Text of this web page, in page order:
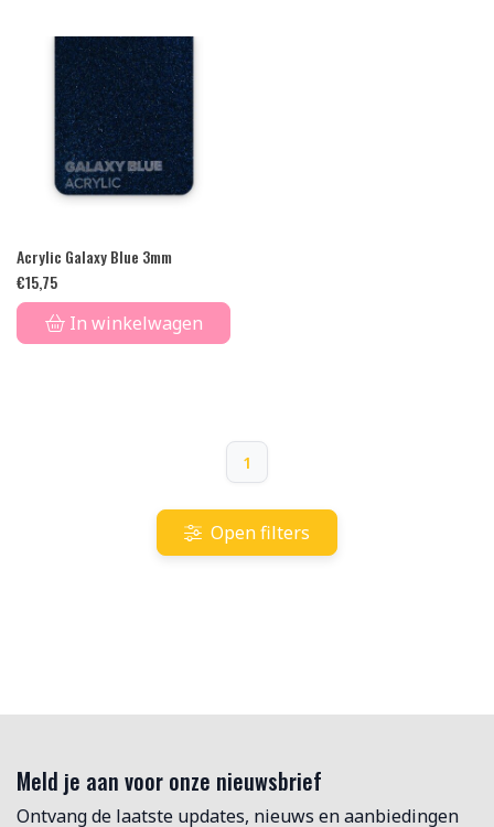
Acrylic Galaxy Blue 3mm
€15,75
In winkelwagen
1
Open filters
Meld je aan voor onze nieuwsbrief
Ontvang de laatste updates, nieuws en aanbiedingen